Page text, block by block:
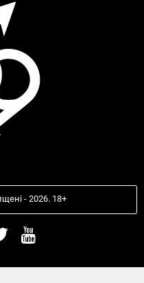
- 2026. 18+